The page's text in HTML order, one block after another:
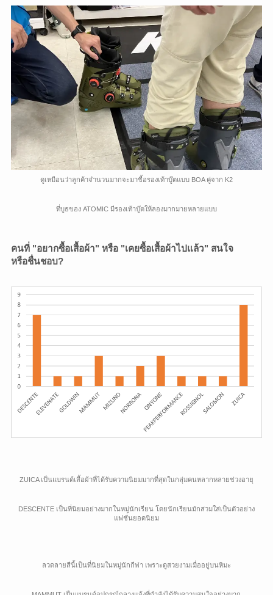
ดูเหมือนว่าลูกค้าจำนวนมากจะมาซื้อรองเท้าบู๊ตแบบ BOA คู่จาก K2
ที่บูธของ ATOMIC มีรองเท้าบู๊ตให้ลองมากมายหลายแบบ
คนที่ "อยากซื้อเสื้อผ้า" หรือ "เคยซื้อเสื้อผ้าไปแล้ว" สนใจ
หรือชื่นชอบ?
ZUICA เป็นแบรนด์เสื้อผ้าที่ได้รับความนิยมมากที่สุดในกลุ่มคนหลากหลายช่วงอายุ
DESCENTE เป็นที่นิยมอย่างมากในหมู่นักเรียน โดยนักเรียนมักสวมใส่เป็นตัวอย่าง
แฟชั่นยอดนิยม
ลวดลายสีนี้เป็นที่นิยมในหมู่นักกีฬา เพราะดูสวยงามเมื่ออยู่บนหิมะ